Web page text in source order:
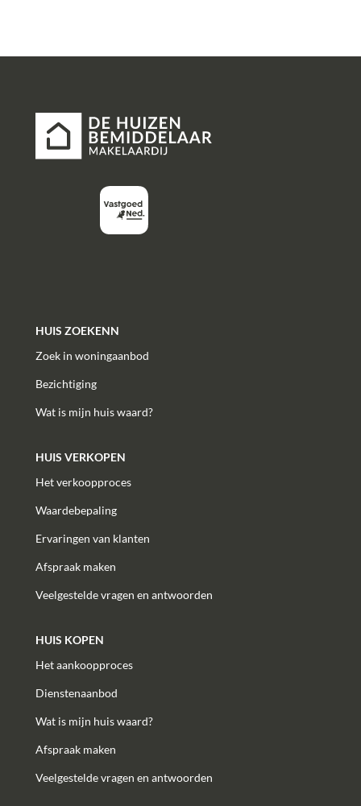
HUIS ZOEKENN
Zoek in woningaanbod
Bezichtiging
Wat is mijn huis waard?
HUIS VERKOPEN
Het verkoopproces
Waardebepaling
Ervaringen van klanten
Afspraak maken
Veelgestelde vragen en antwoorden
HUIS KOPEN
Het aankoopproces
Dienstenaanbod
Wat is mijn huis waard?
Afspraak maken
Veelgestelde vragen en antwoorden